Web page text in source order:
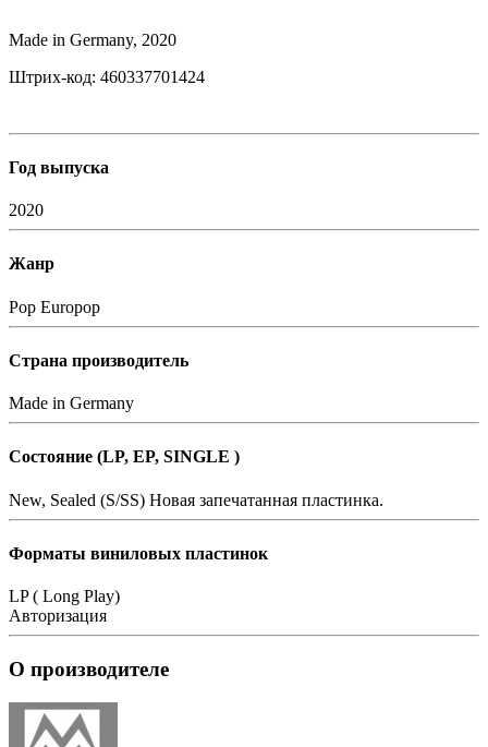
Made in Germany, 2020
Штрих-код: 460337701424
Год выпуска
2020
Жанр
Pop Europop
Страна производитель
Made in Germany
Состояние (LP, EP, SINGLE )
New, Sealed (S/SS) Новая запечатанная пластинка.
Форматы виниловых пластинок
LP ( Long Play)
Авторизация
О производителе